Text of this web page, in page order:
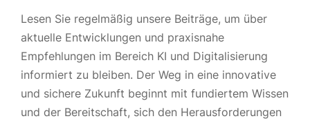
Lesen Sie regelmäßig unsere Beiträge, um über
aktuelle Entwicklungen und praxisnahe
Empfehlungen im Bereich KI und Digitalisierung
informiert zu bleiben. Der Weg in eine innovative
und sichere Zukunft beginnt mit fundiertem Wissen
und der Bereitschaft, sich den Herausforderungen